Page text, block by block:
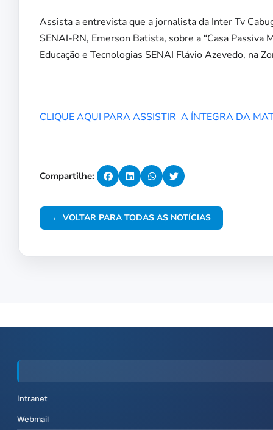
Assista a entrevista que a jornalista da Inter Tv
SENAI-RN, Emerson Batista, sobre a “Casa Passiva
Educação e Tecnologias SENAI Flávio Azevedo, na
CLIQUE AQUI PARA ASSISTIR A ÍNTEGRA DA
Compartilhe:
← VOLTAR PARA TODAS AS NOTÍCIAS
Intranet
Webmail